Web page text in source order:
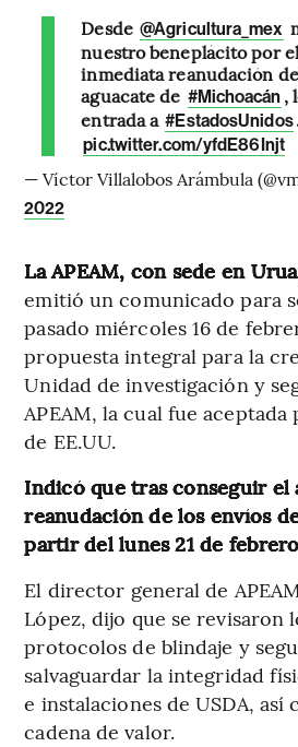
Desde @Agricultura_mex
nuestro beneplácito por
inmediata reanudación
aguacate de #Michoacán ,
entrada a #EstadosUnidos
pic.twitter.com/yfdE86Injt
— Víctor Villalobos Arámbula
2022
La APEAM, con sede en
emitió un comunicado para
pasado miércoles 16 de
propuesta integral para la
Unidad de investigación y
APEAM, la cual fue
de EE.UU.
Indicó que tras conseguir el
reanudación de los envíos
partir del lunes 21 de
El director general de
López, dijo que se revisaron
protocolos de blindaje y
salvaguardar la integridad
e instalaciones de USDA, así
cadena de valor.